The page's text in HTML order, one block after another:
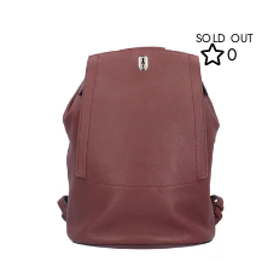
SOLD OUT
0